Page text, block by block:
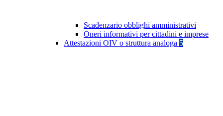
Scadenzario obblighi amministrativi
Oneri informativi per cittadini e imprese
Attestazioni OIV o struttura analoga 5